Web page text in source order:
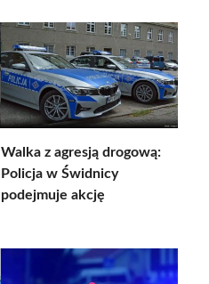
Walka z agresją drogową:
Policja w Świdnicy
podejmuje akcję